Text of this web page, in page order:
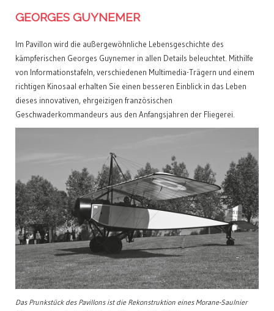
GEORGES GUYNEMER
Im Pavillon wird die außergewöhnliche Lebensgeschichte des
kämpferischen Georges Guynemer in allen Details beleuchtet. Mithilfe
von Informationstafeln, verschiedenen Multimedia-Trägern und einem
richtigen Kinosaal erhalten Sie einen besseren Einblick in das Leben
dieses innovativen, ehrgeizigen französischen
Geschwaderkommandeurs aus den Anfangsjahren der Fliegerei.
Das Prunkstück des Pavillons ist die Rekonstruktion eines Morane-Saulnier